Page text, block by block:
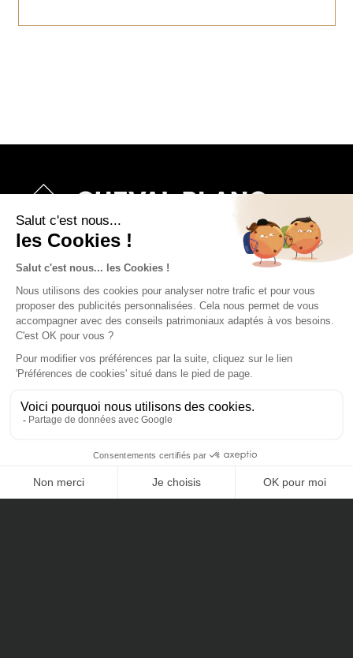
CONTACTEZ-NOUS
Cheval Blanc Patrimoine accompagne ses clients dans la
patrimoine.
Coordonnées
contact@chevalblanc-patrimoine.fr
51, rue Saint-Didier, 75016 Paris
01 85 084 084
Notre Groupe